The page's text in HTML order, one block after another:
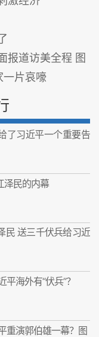
报道访美全程 图
片哀嚎
了习近平一个重要告
泽民的内幕
民 送三千伏兵给习近
海外有“伏兵”？
重演郭伯雄一幕？图